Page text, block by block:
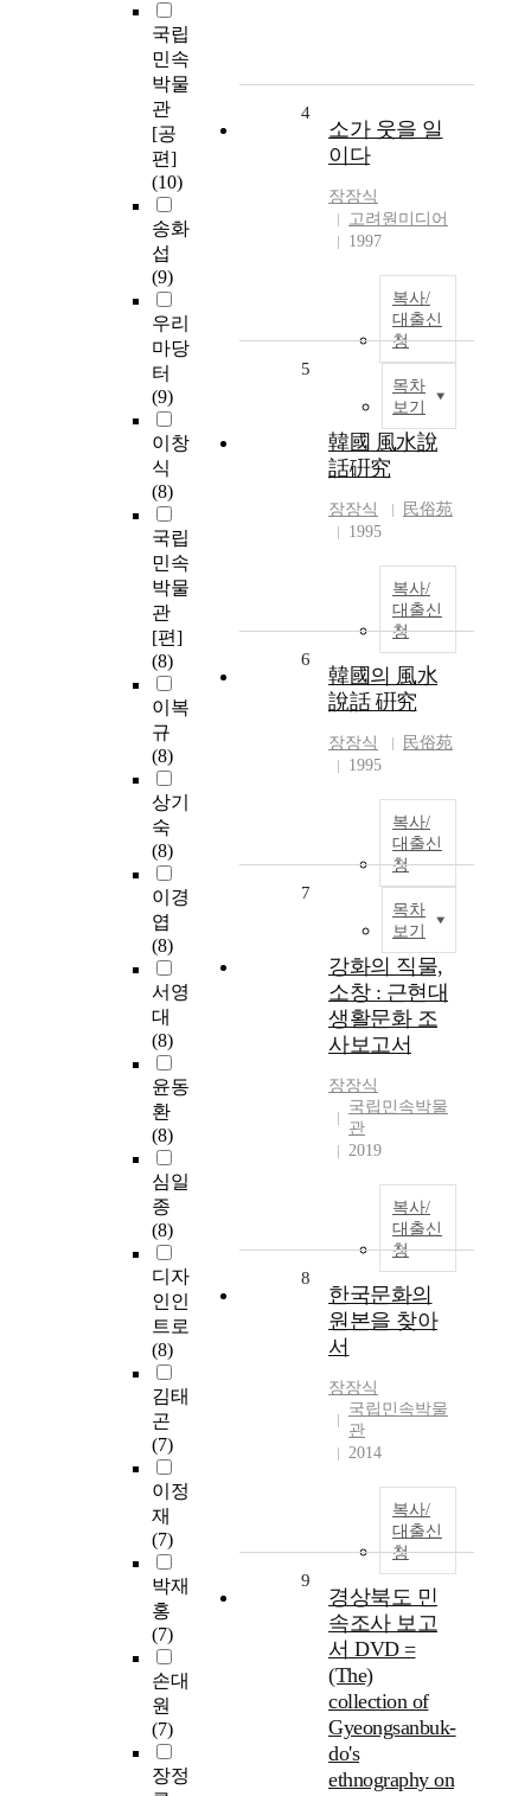
국립
민속
박물
관
[공
편]
(10)
송화
섭
(9)
우리
마당
터
(9)
이창
식
(8)
국립
민속
박물
관
[편]
(8)
이복
규
(8)
상기
숙
(8)
이경
엽
(8)
서영
대
(8)
윤동
환
(8)
심일
종
(8)
디자
인인
트로
(8)
김태
곤
(7)
이정
재
(7)
박재
홍
(7)
손대
원
(7)
장정
4
소가 웃을 일
이다
장장식
고려원미디어
1997
복사/
대출신
청
목차
보기
5
韓國 風水說
話硏究
장장식
民俗苑
1995
복사/
대출신
청
6
韓國의 風水
說話 硏究
장장식
民俗苑
1995
복사/
대출신
청
목차
보기
7
강화의 직물,
소창 : 근현대
생활문화 조
사보고서
장장식
국립민속박물
관
2019
복사/
대출신
청
8
한국문화의
원본을 찾아
서
장장식
국립민속박물
관
2014
복사/
대출신
청
9
경상북도 민
속조사 보고
서 DVD =
(The)
collection of
Gyeongsanbuk-
do's
ethnography on